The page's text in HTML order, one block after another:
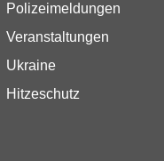
Polizeimeldungen
Veranstaltungen
Ukraine
Hitzeschutz